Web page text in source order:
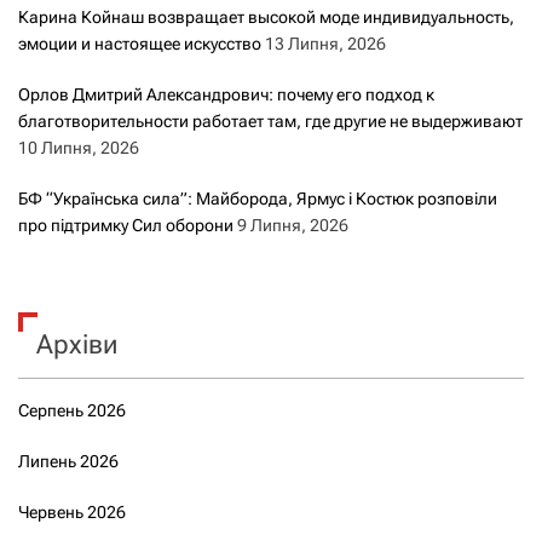
Карина Койнаш возвращает высокой моде индивидуальность,
эмоции и настоящее искусство 13 Липня, 2026
Орлов Дмитрий Александрович: почему его подход к
благотворительности работает там, где другие не выдерживают
10 Липня, 2026
БФ “Українська сила”: Майборода, Ярмус і Костюк розповіли
про підтримку Сил оборони 9 Липня, 2026
Архіви
Серпень 2026
Липень 2026
Червень 2026